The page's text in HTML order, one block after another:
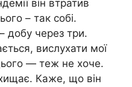
він втратив
– так собі.
добу через три.
вислухати мої
— теж не хоче.
Каже, що він